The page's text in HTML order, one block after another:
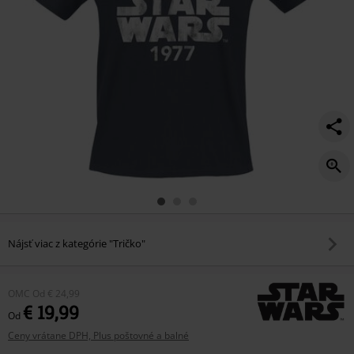
Nájsť viac z kategórie "Tričko"
OMC Od € 24,99
Od € 19,99
Ceny vrátane DPH, Plus poštovné a balné